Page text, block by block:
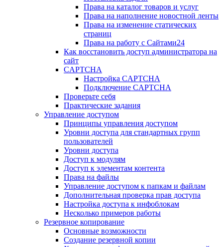
Права на каталог товаров и услуг
Права на наполнение новостной ленты
Права на изменение статических
страниц
Права на работу с Сайтами24
Как восстановить доступ администратора на
сайт
CAPTCHA
Настройка CAPTCHA
Подключение CAPTCHA
Проверьте себя
Практические задания
Управление доступом
Принципы управления доступом
Уровни доступа для стандартных групп
пользователей
Уровни доступа
Доступ к модулям
Доступ к элементам контента
Права на файлы
Управление доступом к папкам и файлам
Дополнительная проверка прав доступа
Настройка доступа к инфоблокам
Несколько примеров работы
Резервное копирование
Основные возможности
Создание резервной копии